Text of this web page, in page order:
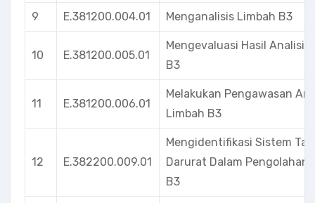
9 E.381200.004.01 Menganalisis Limbah B3
10 E.381200.005.01
Mengevaluasi Hasil Analisis
B3
11 E.381200.006.01
Melakukan Pengawasan
Limbah B3
12 E.382200.009.01
Mengidentifikasi Sistem
Darurat Dalam Pengolahan
B3